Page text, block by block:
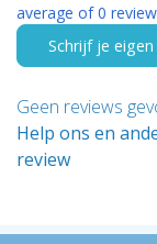
average of 0
Schrijf je
Geen reviews
Help ons en
review